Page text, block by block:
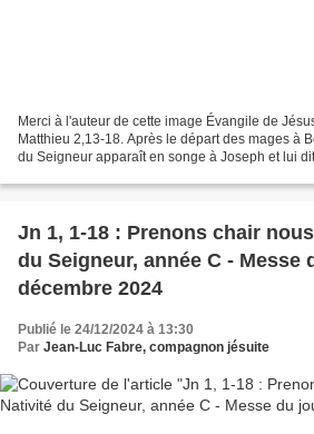
Merci à l'auteur de cette image Évangile de
Matthieu 2,13-18. Après le départ des mages à
du Seigneur apparaît en songe à Joseph et lui
Jn 1, 1-18 : Prenons chair
du Seigneur, année C - Messe
décembre 2024
Publié le 24/12/2024 à 13:30
Par Jean-Luc Fabre, compagnon jésuite